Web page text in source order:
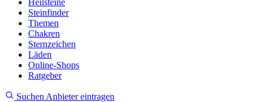
Heilsteine
Steinfinder
Themen
Chakren
Sternzeichen
Läden
Online-Shops
Ratgeber
Suchen Anbieter eintragen